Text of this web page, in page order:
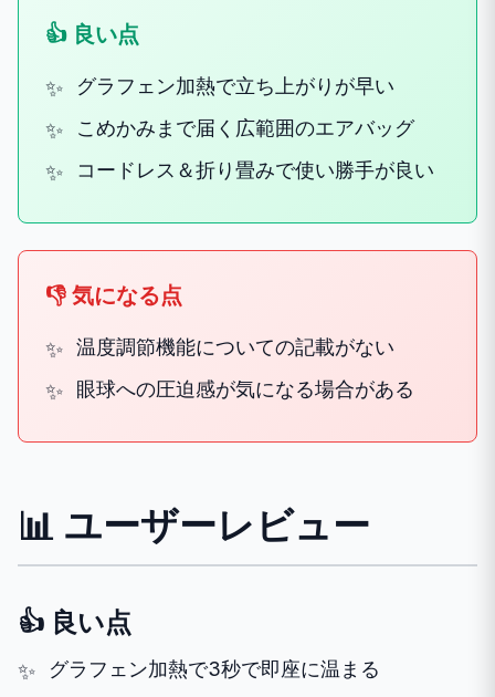
👍 良い点
グラフェン加熱で立ち上がりが早い
こめかみまで届く広範囲のエアバッグ
コードレス＆折り畳みで使い勝手が良い
👎 気になる点
温度調節機能についての記載がない
眼球への圧迫感が気になる場合がある
📊 ユーザーレビュー
👍 良い点
グラフェン加熱で3秒で即座に温まる